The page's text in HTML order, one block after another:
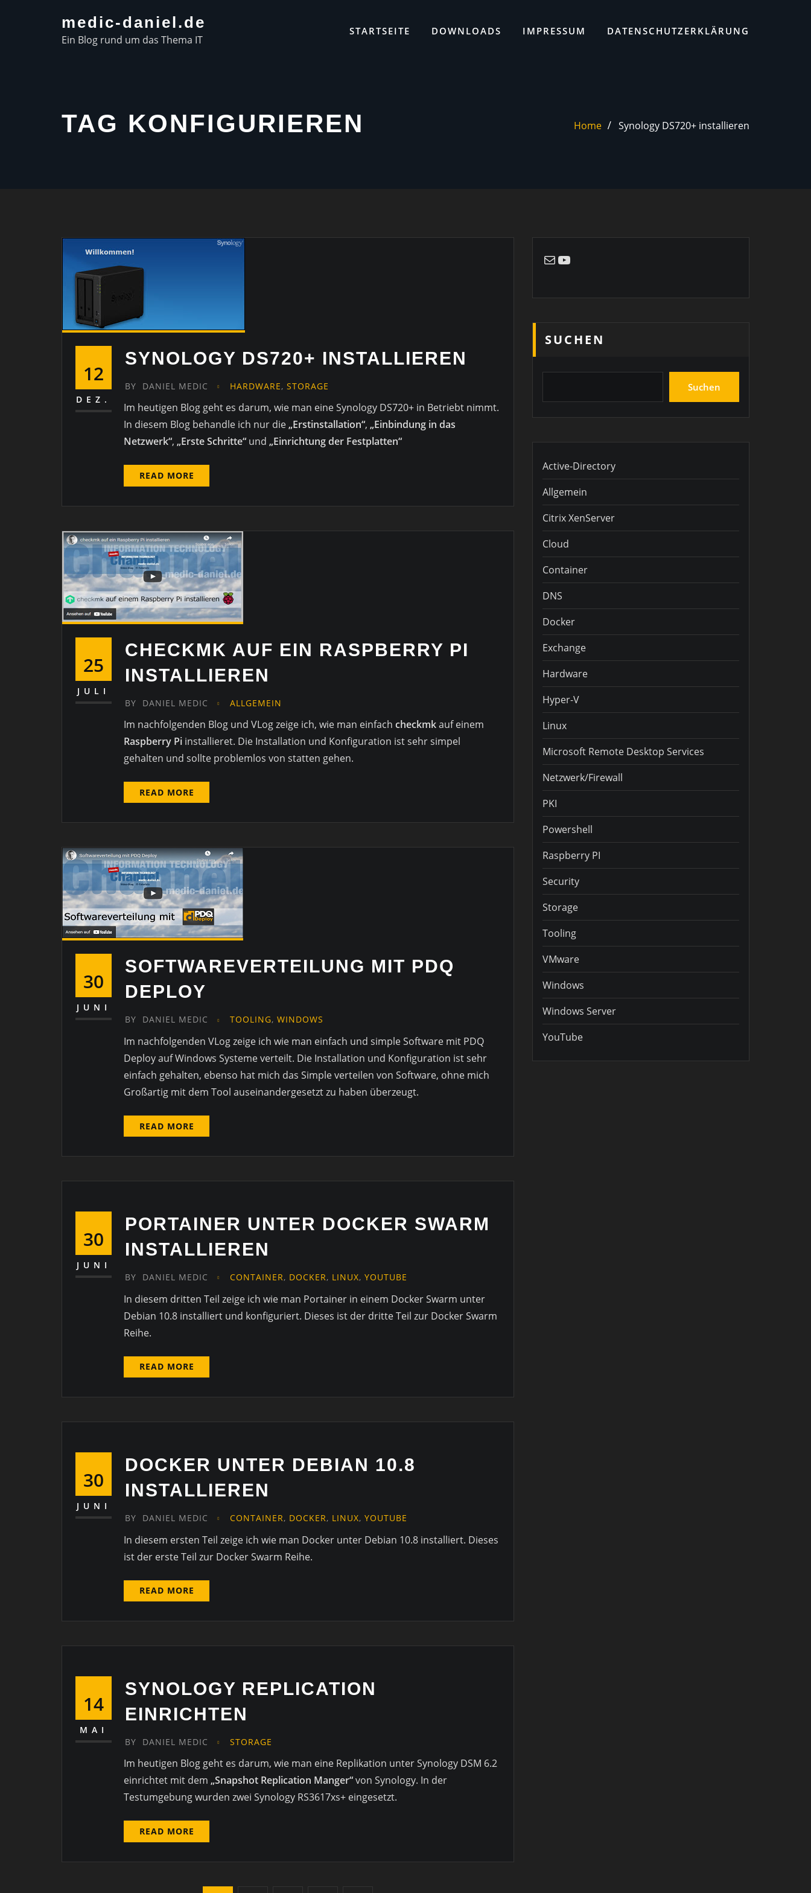
medic-daniel.de
Ein Blog rund um das Thema IT
STARTSEITE DOWNLOADS IMPRESSUM DATENSCHUTZERKLÄRUNG
TAG KONFIGURIEREN Home Synology DS720+ installieren
12
DEZ.
SYNOLOGY DS720+ INSTALLIEREN
BY DANIEL MEDIC HARDWARE,STORAGE
Im heutigen Blog geht es darum, wie man eine Synology DS720+ in Betriebt nimmt.
In diesem Blog behandle ich nur die„Erstinstallation“, „Einbindung in das
Netzwerk“, „Erste Schritte“ und „Einrichtung der Festplatten“
READ MORE
25
JULI
CHECKMK AUF EIN RASPBERRY PI
INSTALLIEREN
BY DANIEL MEDIC ALLGEMEIN
Im nachfolgenden Blog und VLog zeige ich, wie man einfach checkmkauf einem
Raspberry Pi installieret. Die Installation und Konfiguration ist sehr simpel
gehalten und sollte problemlos von statten gehen.
READ MORE
30
JUNI
SOFTWAREVERTEILUNG MIT PDQ
DEPLOY
BY DANIEL MEDIC TOOLING,WINDOWS
Im nachfolgenden VLog zeige ich wie man einfach und simple Software mit PDQ
Deploy auf Windows Systeme verteilt. Die Installation und Konfiguration ist sehr
einfach gehalten, ebenso hat mich das Simple verteilen von Software, ohne mich
Großartig mit dem Tool auseinandergesetzt zu haben überzeugt.
READ MORE
30
JUNI
PORTAINER UNTER DOCKER SWARM
INSTALLIEREN
BY DANIEL MEDIC CONTAINER, DOCKER, LINUX,YOUTUBE
In diesem dritten Teil zeige ich wie man Portainer in einem Docker Swarm unter
Debian 10.8 installiert und konfiguriert. Dieses ist der dritte Teil zur Docker Swarm
Reihe.
READ MORE
30
JUNI
DOCKER UNTER DEBIAN 10.8
INSTALLIEREN
BY DANIEL MEDIC CONTAINER, DOCKER, LINUX,YOUTUBE
In diesem ersten Teil zeige ich wie man Docker unter Debian 10.8 installiert. Dieses
ist der erste Teil zur Docker Swarm Reihe.
READ MORE
14
MAI
SYNOLOGY REPLICATION
EINRICHTEN
BY DANIEL MEDIC STORAGE
Im heutigen Blog geht es darum, wie man eine Replikation unter Synology DSM 6.2
einrichtet mit dem „Snapshot Replication Manger“von Synology. In der
Testumgebung wurden zwei Synology RS3617xs+ eingesetzt.
READ MORE
E-MailYouTube
SUCHEN
Suchen
Active-Directory
Allgemein
Citrix XenServer
Cloud
Container
DNS
Docker
Exchange
Hardware
Hyper-V
Linux
Microsoft Remote Desktop Services
Netzwerk/Firewall
PKI
Powershell
Raspberry PI
Security
Storage
Tooling
VMware
Windows
Windows Server
YouTube